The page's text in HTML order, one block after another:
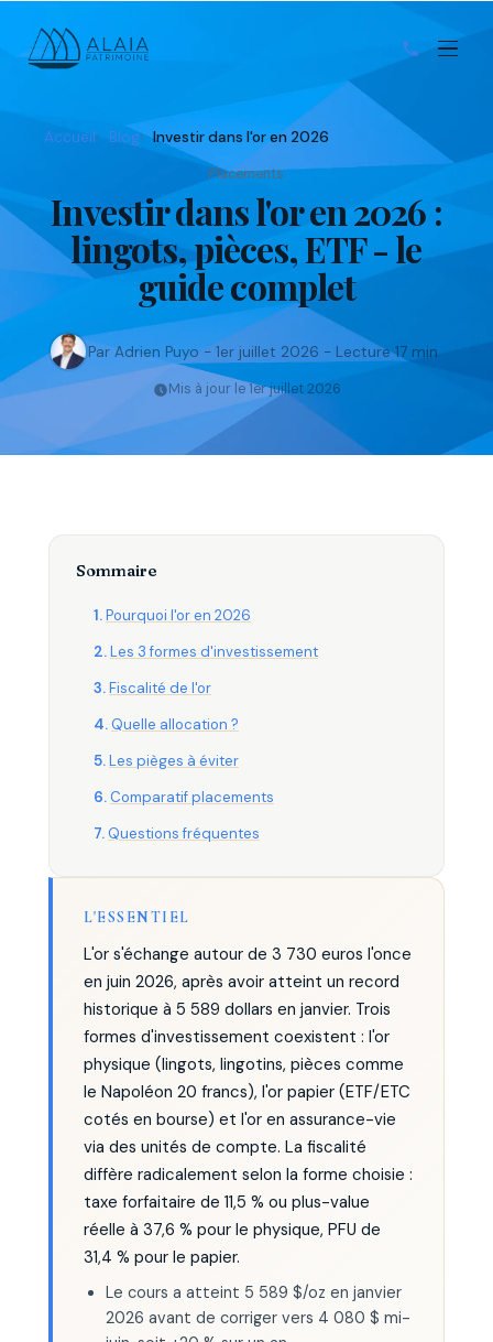
Accueil Blog Investir dans l'or en 2026
Placements
Investir dans l'or en 2026 :
lingots, pièces, ETF - le
guide complet
Par Adrien Puyo - 1er juillet 2026 - Lecture 17 min
Mis à jour le 1er juillet 2026
L'ESSENTIEL
L'or s'échange autour de 3 730 euros l'once
en juin 2026, après avoir atteint un record
historique à 5 589 dollars en janvier. Trois
formes d'investissement coexistent : l'or
physique (lingots, lingotins, pièces comme
le Napoléon 20 francs), l'or papier (ETF/ETC
cotés en bourse) et l'or en assurance-vie
via des unités de compte. La fiscalité
diffère radicalement selon la forme choisie :
taxe forfaitaire de 11,5 % ou plus-value
réelle à 37,6 % pour le physique, PFU de
31,4 % pour le papier.
Le cours a atteint 5 589 $/oz en janvier
2026 avant de corriger vers 4 080 $ mi-
Sommaire
Pourquoi l'or en 2026
Les 3 formes d'investissement
Fiscalité de l'or
Quelle allocation ?
Les pièges à éviter
Comparatif placements
Questions fréquentes